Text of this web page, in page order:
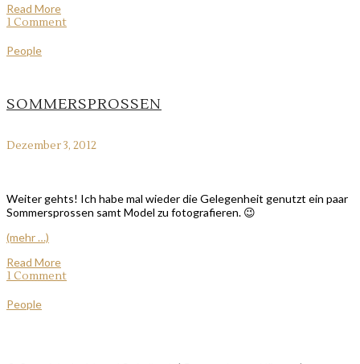
Read More
1 Comment
People
SOMMERSPROSSEN
Dezember 3, 2012
Weiter gehts! Ich habe mal wieder die Gelegenheit genutzt ein paar
Sommersprossen samt Model zu fotografieren. 😉
(mehr …)
Read More
1 Comment
People